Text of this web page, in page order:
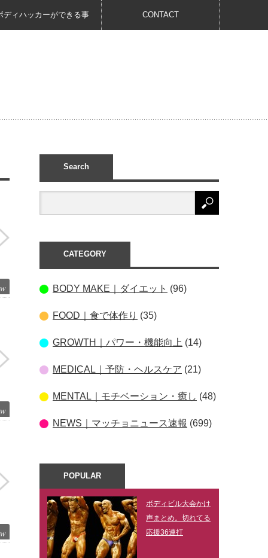
ディハッカーができる事 CONTACT
Search
CATEGORY
BODY MAKE｜ダイエット (96)
FOOD｜食で体作り (35)
GROWTH｜パワー・機能向上 (14)
MEDICAL｜予防・ヘルスケア (21)
MENTAL｜モチベーション・癒し (48)
NEWS｜マッチョニュース速報 (699)
POPULAR
ボディビル大会かけ
声まとめ。切れてる
応援36連打